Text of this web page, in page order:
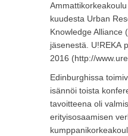
kuudesta Urban
Knowledge Alliance
jäsenestä. U!REKA
2016 (http://
Edinburghissa
isännöi toista
tavoitteena oli
erityisosaamisen